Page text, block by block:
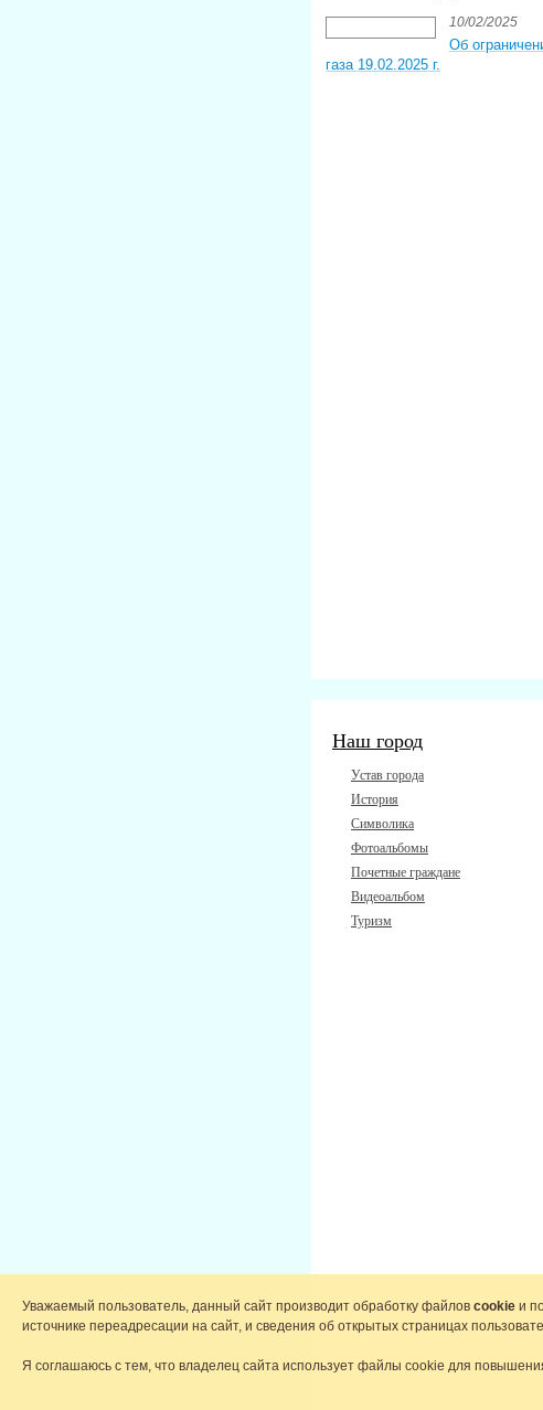
10/02/2025
Об
газа 19.02.2025 г.
Наш город
Устав города
История
Символика
Фотоальбомы
Почетные граждане
Видеоальбом
Туризм
Уважаемый пользователь, данный сайт производит обработку файлов cookie и
источнике переадресации на сайт, и сведения об открытых страницах
Я соглашаюсь с тем, что владелец сайта использует файлы cookie для